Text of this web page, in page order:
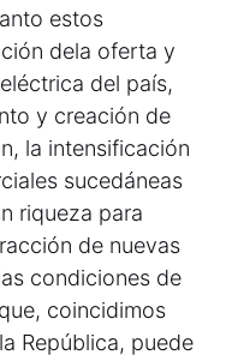
estos
dela oferta y
del país,
y creación de
la intensificación
sucedáneas
riqueza para
de nuevas
condiciones de
coincidimos
República, puede